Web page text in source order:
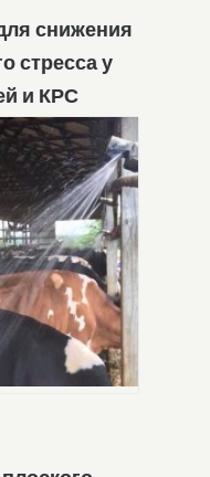
снижения
стресса у
и КРС